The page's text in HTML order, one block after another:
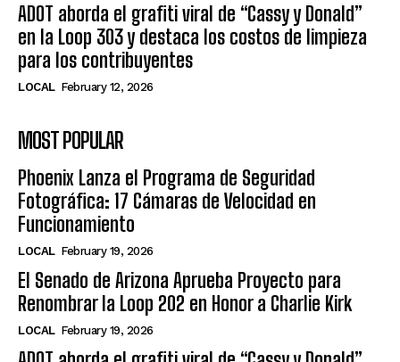
ADOT aborda el grafiti viral de “Cassy y Donald”
en la Loop 303 y destaca los costos de limpieza
para los contribuyentes
LOCAL February 12, 2026
MOST POPULAR
Phoenix Lanza el Programa de Seguridad
Fotográfica: 17 Cámaras de Velocidad en
Funcionamiento
LOCAL February 19, 2026
El Senado de Arizona Aprueba Proyecto para
Renombrar la Loop 202 en Honor a Charlie Kirk
LOCAL February 19, 2026